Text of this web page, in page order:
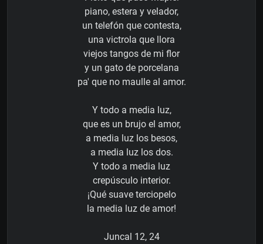
piano, estera y velador,
un telefón que contesta,
una victrola que llora
viejos tangos de mi flor
y un gato de porcelana
pa' que no maulle al amor.
Y todo a media luz,
que es un brujo el amor,
a media luz los besos,
a media luz los dos.
Y todo a media luz
crepúsculo interior.
¡Qué suave terciopelo
la media luz de amor!
Juncal 12, 24